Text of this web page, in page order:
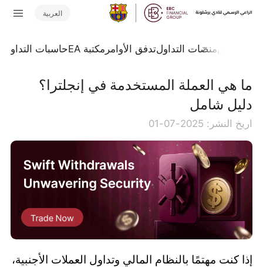
العربية
السوقمنصات التداولتدفق الأوامر مكتبة EA حاسبات التداول
ما هي العملة المستخدمة في إنجلترا؟
دليل شامل
اريخ النشر: 2025-07-01
إذا كنت مهتمًا بالنظام المالي وتداول العملات الأجنبية،